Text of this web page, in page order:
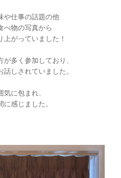
や仕事の話題の他
べ物の写真から
上がっていました！
が多く参加しており、
しされていました。
気に包まれ、
感じました。